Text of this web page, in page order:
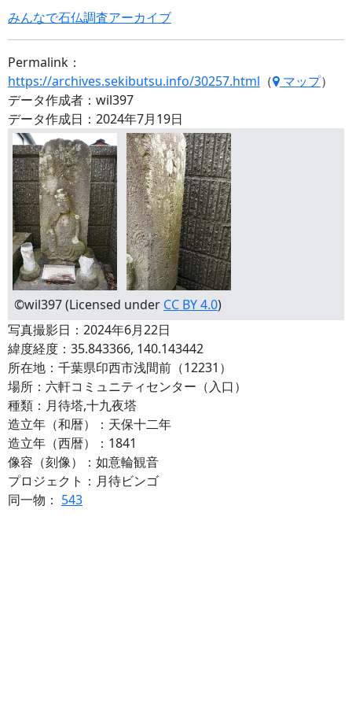
みんなで石仏調査アーカイブ
Permalink：
https://archives.sekibutsu.info/30257.html （ マップ）
データ作成者：wil397
データ作成日：2024年7月19日
©wil397 (Licensed under CC BY 4.0)
写真撮影日：2024年6月22日
緯度経度：35.843366, 140.143442
所在地：千葉県印西市浅間前（12231）
場所：六軒コミュニティセンター（入口）
種類：月待塔,十九夜塔
造立年（和暦）：天保十二年
造立年（西暦）：1841
像容（刻像）：如意輪観音
プロジェクト：月待ビンゴ
同一物： 543